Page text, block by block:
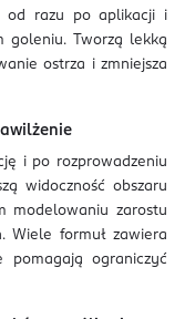
od razu po aplikacji i
goleniu. Tworzą lekką
ostrza i zmniejsza
i po rozprowadzeniu
widoczność obszaru
modelowaniu zarostu
Wiele formuł zawiera
pomagają ograniczyć